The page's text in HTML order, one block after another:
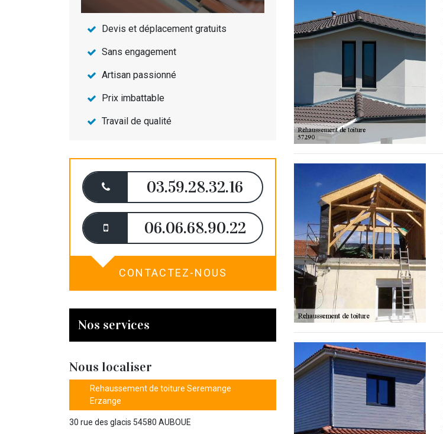
Devis et déplacement gratuits
Sans engagement
Artisan passionné
Prix imbattable
Travail de qualité
03.59.28.32.16
06.06.68.90.22
CONTACTEZ-NOUS
Nos services
Nous localiser
Rehaussement de toiture Seremange
Erzange
30 rue des glacis 54580 AUBOUE